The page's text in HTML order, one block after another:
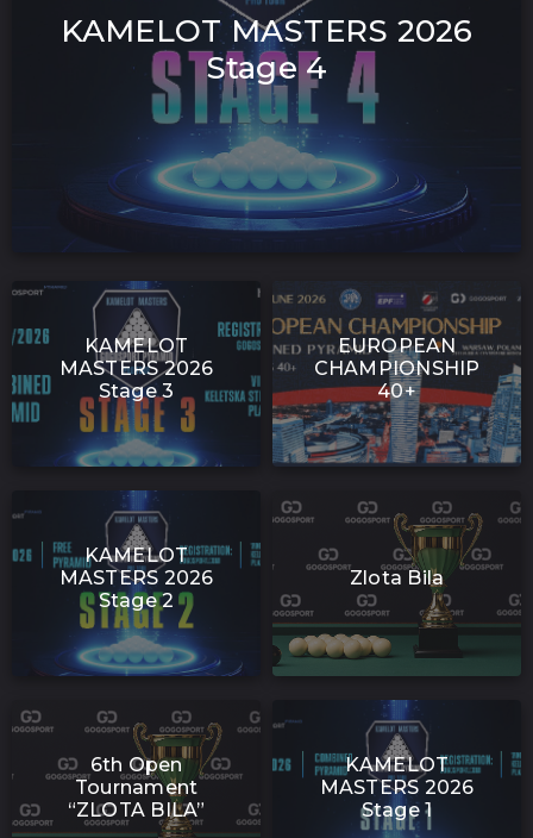
KAMELOT MASTERS 2026
Stage 4
KAMELOT
MASTERS 2026
Stage 3
EUROPEAN
CHAMPIONSHIP
40+
KAMELOT
MASTERS 2026
Stage 2
Zlota Bila
6th Open
Tournament
“ZLOTA BILA”
KAMELOT
MASTERS 2026
Stage 1